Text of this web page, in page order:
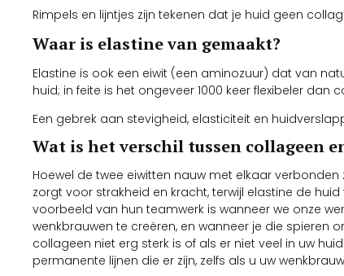
Rimpels en lijntjes zijn tekenen dat je huid geen
Waar is elastine van gemaakt?
Elastine is ook een eiwit (een aminozuur) dat van
huid; in feite is het ongeveer 1000 keer flexibeler
Een gebrek aan stevigheid, elasticiteit en
Wat is het verschil tussen collageen
Hoewel de twee eiwitten nauw met elkaar
zorgt voor strakheid en kracht, terwijl elastine de
voorbeeld van hun teamwerk is wanneer we onze
wenkbrauwen te creëren, en wanneer je die spieren
collageen niet erg sterk is of als er niet veel in uw
permanente lijnen die er zijn, zelfs als u uw